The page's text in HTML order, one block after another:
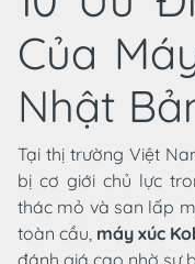
Của
Nhật
Tại thị trường Việt
bị cơ giới chủ lực
thác mỏ và san lấp
toàn cầu, máy xúc
đánh giá cao nhờ sự